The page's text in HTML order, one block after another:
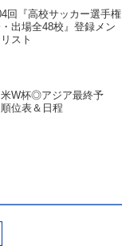
回『高校サッカー選手権
出場全48校』登録メン
スト
W杯◎アジア最終予
位表＆日程